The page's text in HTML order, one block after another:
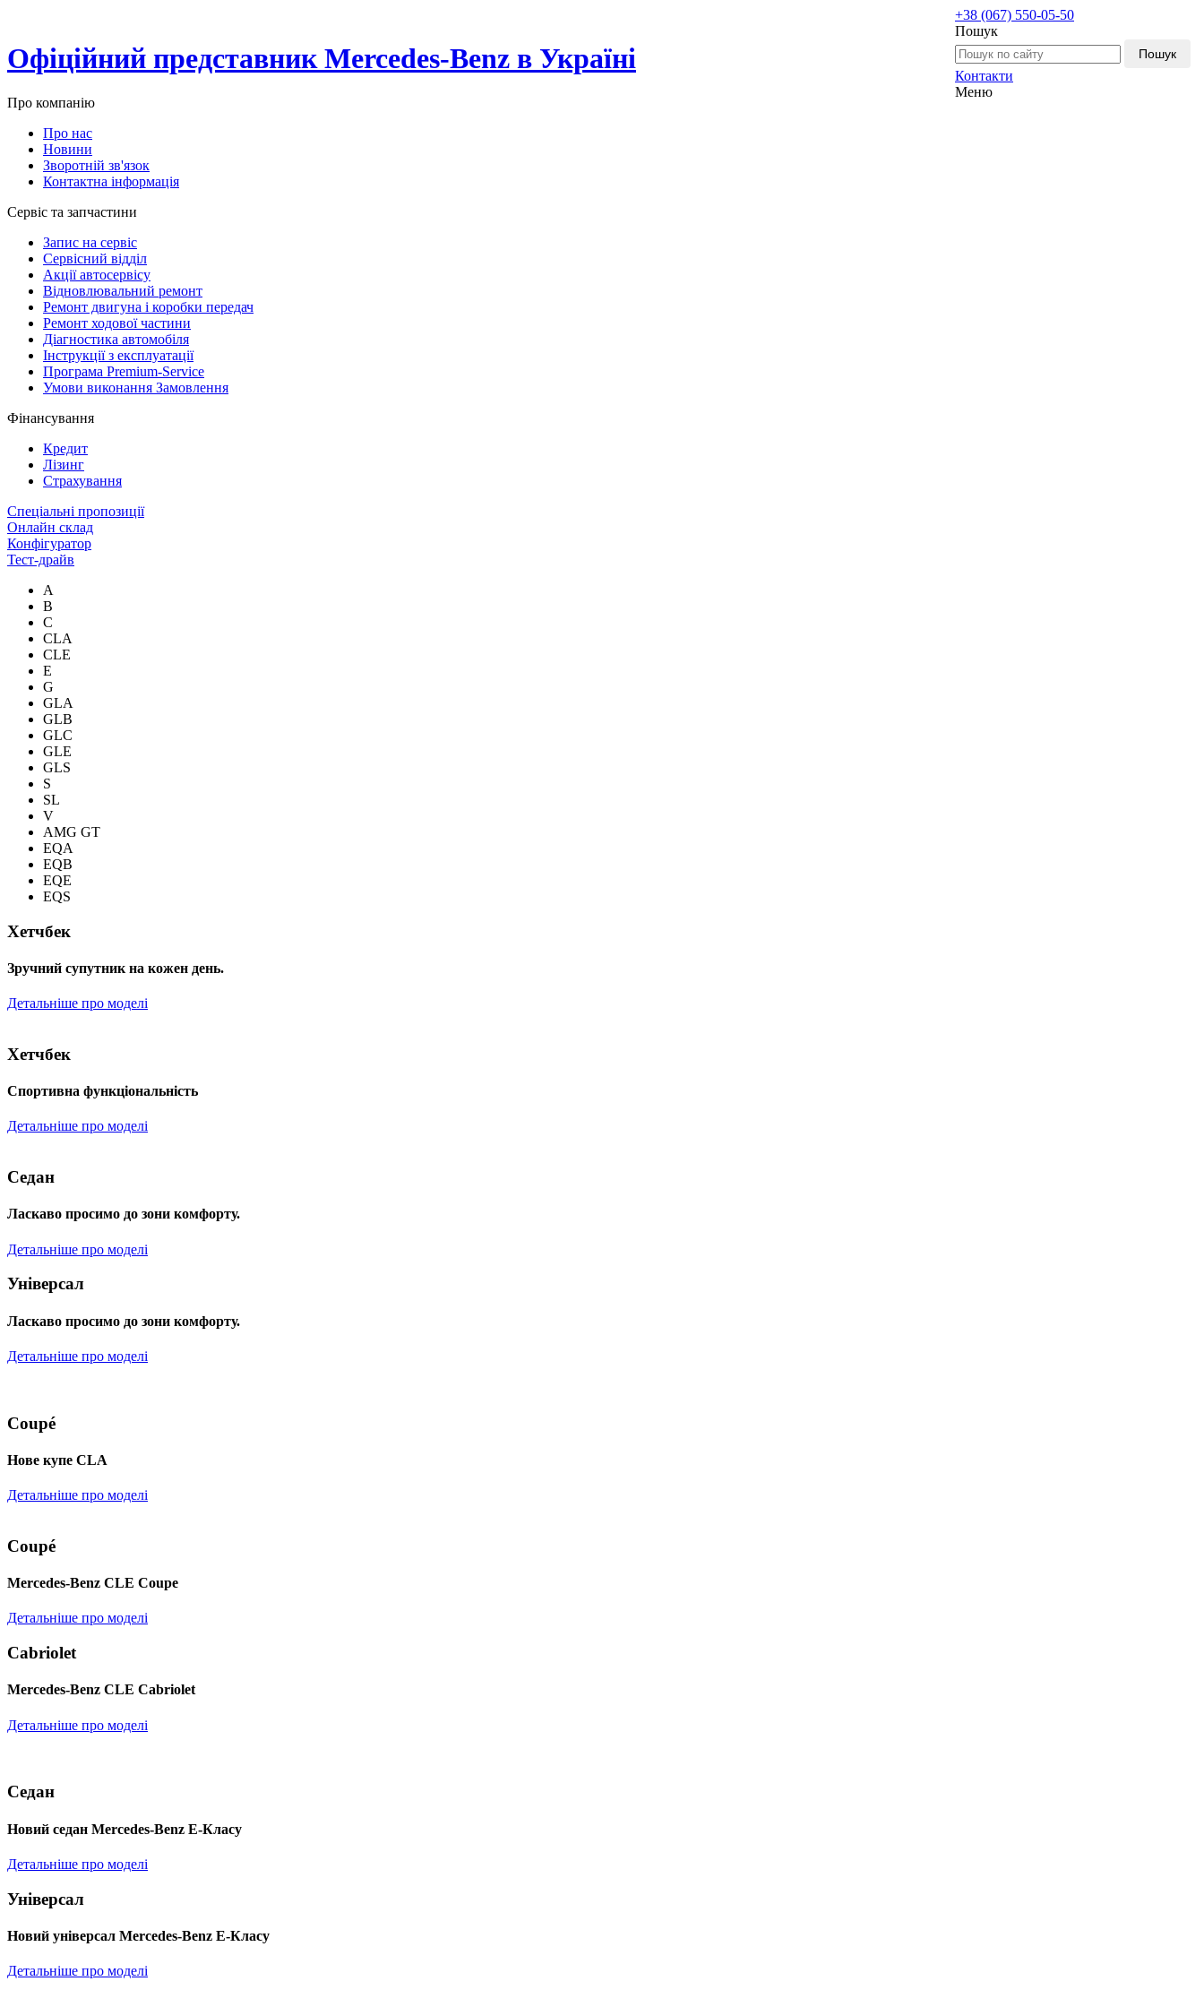
Офіційний представник Mercedes-Benz в Україні
+38 (067) 550-05-50
Пошук
Пошук
Контакти
Меню
Про компанію
Про нас
Новини
Зворотній зв'язок
Контактна інформація
Сервіс та запчастини
Запис на сервіс
Сервісний відділ
Акції автосервісу
Відновлювальний ремонт
Ремонт двигуна і коробки передач
Ремонт ходової частини
Діагностика автомобіля
Інструкції з експлуатації
Програма Premium-Service
Умови виконання Замовлення
Фінансування
Кредит
Лізинг
Страхування
Спеціальні пропозиції
Онлайн склад
Конфігуратор
Тест-драйв
A
B
C
CLA
CLE
E
G
GLA
GLB
GLC
GLE
GLS
S
SL
V
AMG GT
EQA
EQB
EQE
EQS
Хетчбек
Зручний супутник на кожен день.
Детальніше про моделі
Хетчбек
Спортивна функціональність
Детальніше про моделі
Седан
Ласкаво просимо до зони комфорту.
Детальніше про моделі
Універсал
Ласкаво просимо до зони комфорту.
Детальніше про моделі
Coupé
Нове купе CLA
Детальніше про моделі
Coupé
Mercedes-Benz CLE Coupe
Детальніше про моделі
Cabriolet
Mercedes-Benz CLE Cabriolet
Детальніше про моделі
Седан
Новий седан Mercedes-Benz Е-Класу
Детальніше про моделі
Універсал
Новий універсал Mercedes-Benz E-Класу
Детальніше про моделі